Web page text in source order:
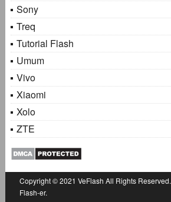
Sony
Treq
Tutorial Flash
Umum
Vivo
Xiaomi
Xolo
ZTE
Copyright © 2021 VeFlash All Rights Reserved.
Flash-er.